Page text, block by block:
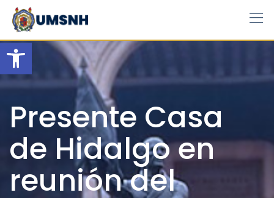
Open toolbar
Skip
content
Presente Casa
de Hidalgo en
reunión del